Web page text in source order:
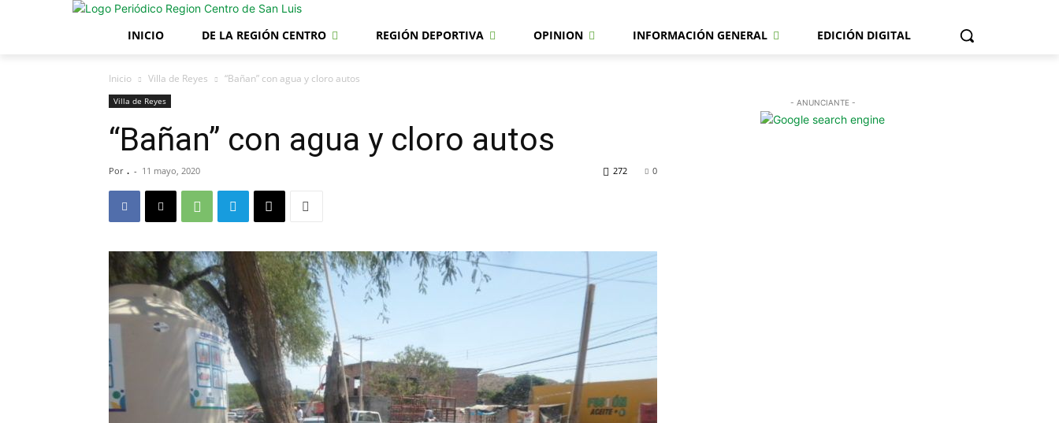
INICIO DE LA REGIÓN CENTRO REGIÓN DEPORTIVA OPINION INFORMACIÓN GENERAL EDICIÓN DIGITAL
Inicio Villa de Reyes “Bañan” con agua y cloro autos
Villa de Reyes
“Bañan” con agua y cloro autos
Por . - 11 mayo, 2020 0
272
- ANUNCIANTE -